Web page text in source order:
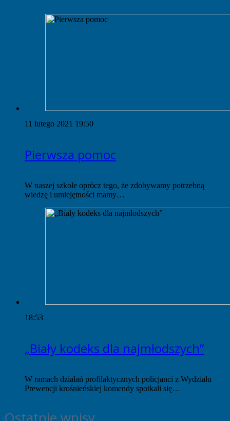
11 lutego 2021 19:50
Pierwsza pomoc
W naszej szkole oprócz tego, że zdobywamy potrzebną
wiedzę i umiejętności mamy…
18:53
„Biały kodeks dla najmłodszych”
W ramach działań profilaktycznych policjanci z Wydziału
Prewencji krośnieńskiej komendy spotkali się…